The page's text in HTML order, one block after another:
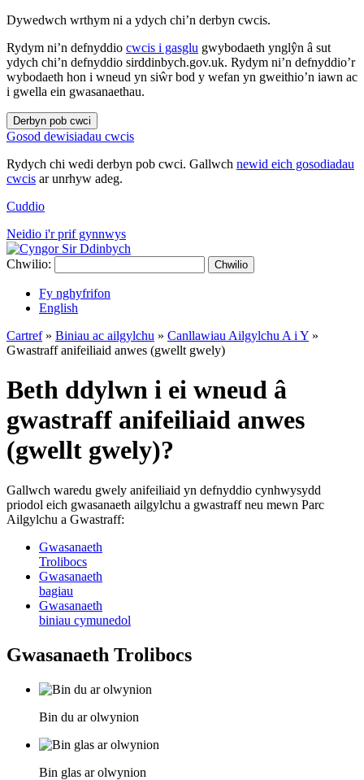
Dywedwch wrthym ni a ydych chi’n derbyn cwcis.
Rydym ni’n defnyddio cwcis i gasglu gwybodaeth ynglŷn â sut
ydych chi’n defnyddio sirddinbych.gov.uk. Rydym ni’n defnyddio’r
wybodaeth hon i wneud yn siŵr bod y wefan yn gweithio’n iawn ac
i gwella ein gwasanaethau.
Derbyn pob cwci
Gosod dewisiadau cwcis
Rydych chi wedi derbyn pob cwci. Gallwch newid eich gosodiadau
cwcis ar unrhyw adeg.
Cuddio
Neidio i'r prif gynnwys
Chwilio: Chwilio
Fy nghyfrifon
English
Cartref» Biniau ac ailgylchu » Canllawiau Ailgylchu A i Y »
Gwastraff anifeiliaid anwes (gwellt gwely)
Beth ddylwn i ei wneud â
gwastraff anifeiliaid anwes
(gwellt gwely)?
Gallwch waredu gwely anifeiliaid yn defnyddio cynhwysydd
priodol eich gwasanaeth ailgylchu a gwastraff neu mewn Parc
Ailgylchu a Gwastraff:
Gwasanaeth
Trolibocs
Gwasanaeth
bagiau
Gwasanaeth
biniau cymunedol
Gwasanaeth Trolibocs
Bin du ar olwynion
Bin glas ar olwynion